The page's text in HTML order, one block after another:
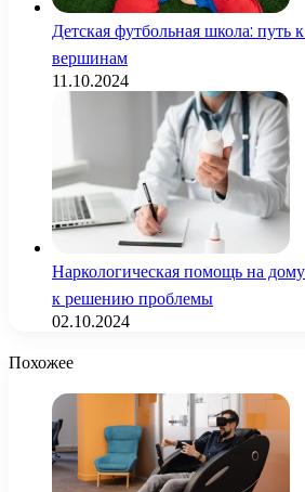
Детская футбольная школа: путь
вершинам
11.10.2024
Наркологическая помощь на
к решению проблемы
02.10.2024
Похожее